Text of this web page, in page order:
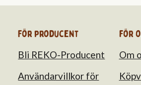
För producent
Bli REKO-Producent
Användarvillkor för
för
Om